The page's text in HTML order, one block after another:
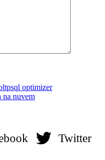
sql optimizer
na nuvem
Twitter